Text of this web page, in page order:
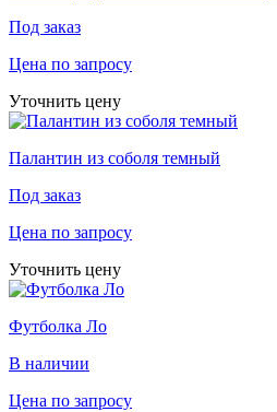
Под заказ
Цена по запросу
Уточнить цену
Палантин из соболя темный
Под заказ
Цена по запросу
Уточнить цену
Футболка Ло
В наличии
Цена по запросу